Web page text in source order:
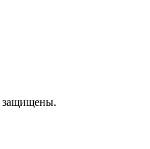
защищены.